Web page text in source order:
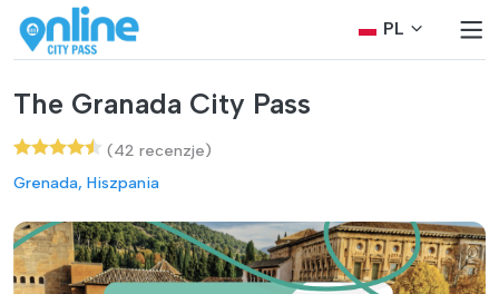
PL
The Granada City Pass
(42 recenzje)
Grenada, Hiszpania